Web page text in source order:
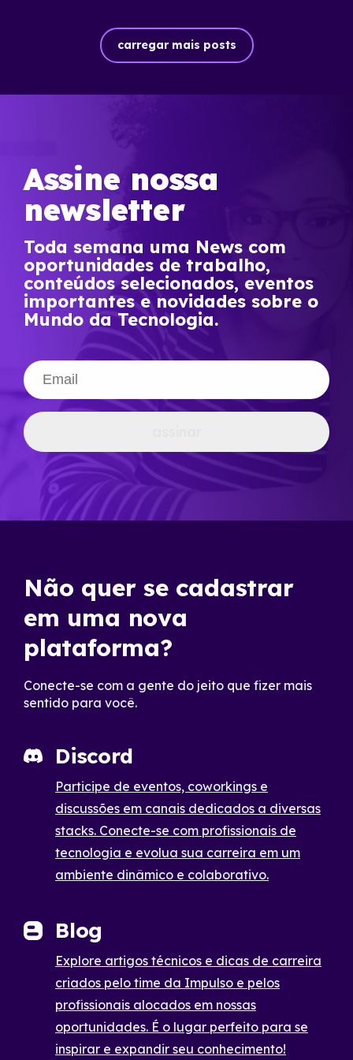
carregar mais posts
Assine nossa
newsletter
Toda semana uma News com
oportunidades de trabalho,
conteúdos selecionados, eventos
importantes e novidades sobre o
Mundo da Tecnologia.
Não quer se cadastrar
em uma nova
plataforma?
Conecte-se com a gente do jeito que fizer mais
sentido para você.
Discord
Participe de eventos, coworkings e
discussões em canais dedicados a diversas
stacks. Conecte-se com profissionais de
tecnologia e evolua sua carreira em um
ambiente dinâmico e colaborativo.
Blog
Explore artigos técnicos e dicas de carreira
criados pelo time da Impulso e pelos
profissionais alocados em nossas
oportunidades. É o lugar perfeito para se
inspirar e expandir seu conhecimento!